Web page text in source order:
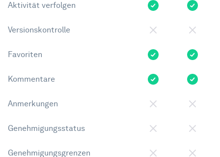
Aktivität verfolgen
Versionskontrolle
Favoriten
Kommentare
Anmerkungen
Genehmigungsstatus
Genehmigungsgrenzen